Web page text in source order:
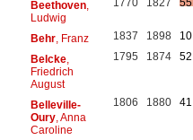
Beethoven,
Ludwig
1770 1827 55
Behr, Franz 1837 1898
10
Belcke,
Friedrich
August
1795 1874 52
Belleville-
Oury, Anna
Caroline
1806 1880 41